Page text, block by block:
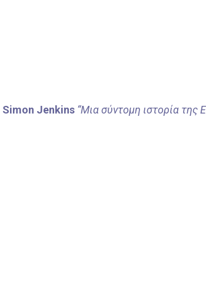
Simon Jenkins “Μια σύντομη ιστορία της